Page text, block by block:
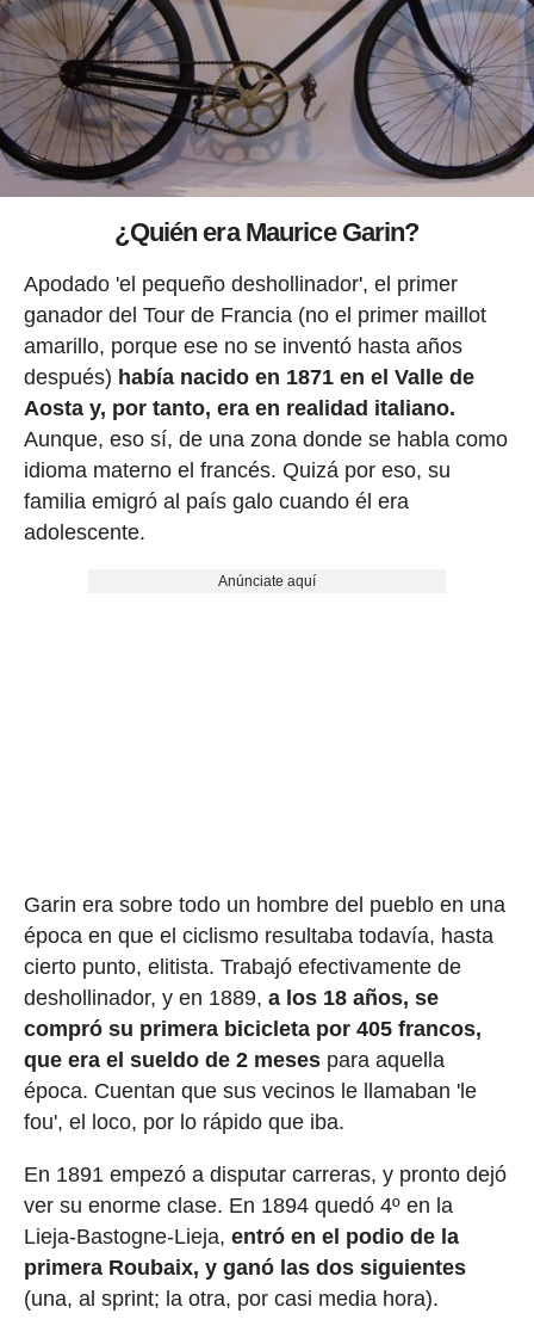
¿Quién era Maurice Garin?
Apodado 'el pequeño deshollinador', el primer
ganador del Tour de Francia (no el primer maillot
amarillo, porque ese no se inventó hasta años
después) había nacido en 1871 en el Valle de
Aosta y, por tanto, era en realidad italiano.
Aunque, eso sí, de una zona donde se habla como
idioma materno el francés. Quizá por eso, su
familia emigró al país galo cuando él era
adolescente.
Anúnciate aquí
Garin era sobre todo un hombre del pueblo en una
época en que el ciclismo resultaba todavía, hasta
cierto punto, elitista. Trabajó efectivamente de
deshollinador, y en 1889, a los 18 años, se
compró su primera bicicleta por 405 francos,
que era el sueldo de 2 mesespara aquella
época. Cuentan que sus vecinos le llamaban 'le
fou', el loco, por lo rápido que iba.
En 1891 empezó a disputar carreras, y pronto dejó
ver su enorme clase. En 1894 quedó 4º en la
Lieja-Bastogne-Lieja, entró en el podio de la
primera Roubaix, y ganó las dos siguientes
(una, al sprint; la otra, por casi media hora).